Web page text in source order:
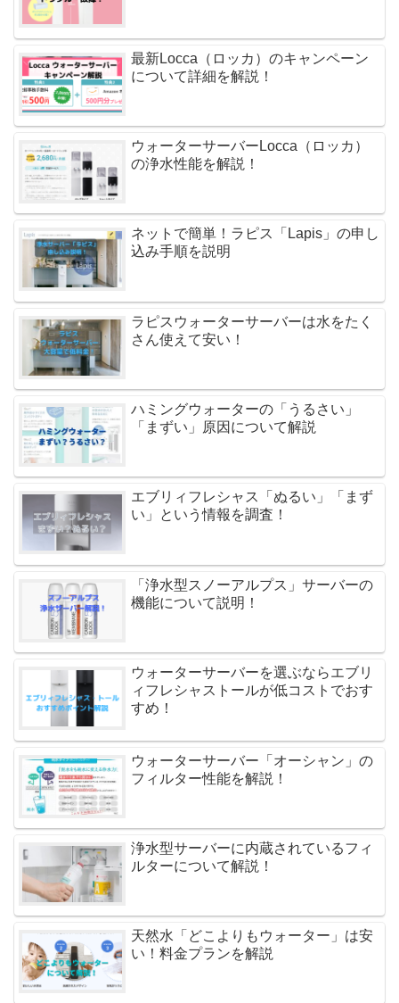
最新Locca（ロッカ）のキャンペーン
について詳細を解説！
ウォーターサーバーLocca（ロッカ）
の浄水性能を解説！
ネットで簡単！ラピス「Lapis」の申し
込み手順を説明
ラピスウォーターサーバーは水をたく
さん使えて安い！
ハミングウォーターの「うるさい」
「まずい」原因について解説
エブリィフレシャス「ぬるい」「まず
い」という情報を調査！
「浄水型スノーアルプス」サーバーの
機能について説明！
ウォーターサーバーを選ぶならエブリ
ィフレシャストールが低コストでおす
すめ！
ウォーターサーバー「オーシャン」の
フィルター性能を解説！
浄水型サーバーに内蔵されているフィ
ルターについて解説！
天然水「どこよりもウォーター」は安
い！料金プランを解説